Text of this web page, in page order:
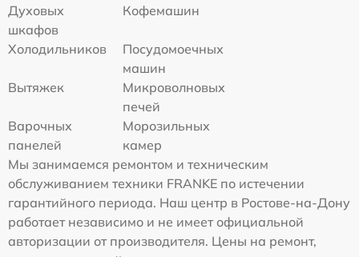
Духовых
шкафов
Кофемашин
Холодильников
Посудомоечных
машин
Вытяжек
Микроволновых
печей
Варочных
панелей
Морозильных
камер
Мы занимаемся ремонтом и техническим
обслуживанием техники FRANKE по истечении
гарантийного периода. Наш центр в Ростове-на-Дону
работает независимо и не имеет официальной
авторизации от производителя. Цены на ремонт,